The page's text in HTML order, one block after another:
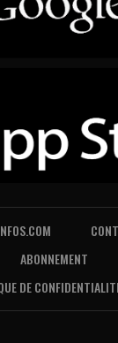
ABONNEMENT
DE